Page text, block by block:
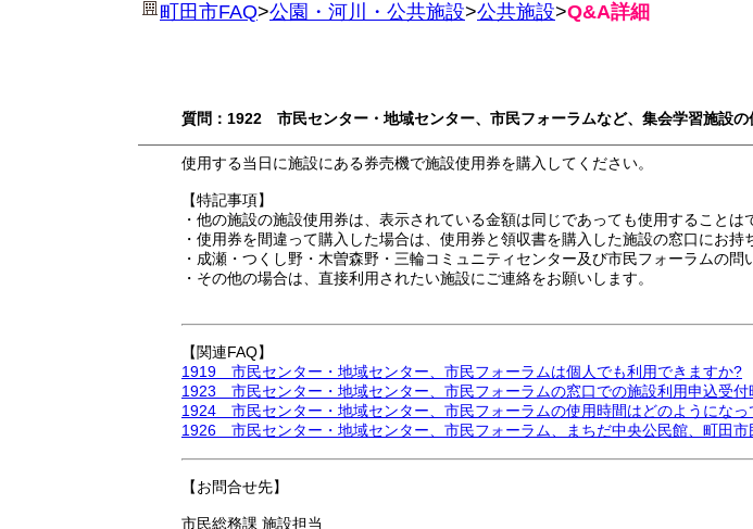
町田市FAQ>公園・河川・公共施設>公共施設>Q&A詳細
質問：1922 市民センター・地域センター、市民フォーラムなど、集会学習施設の
使用する当日に施設にある券売機で施設使用券を購入してください。
【特記事項】
・他の施設の施設使用券は、表示されている金額は同じであっても使用することは
・使用券を間違って購入した場合は、使用券と領収書を購入した施設の窓口にお持
・成瀬・つくし野・木曽森野・三輪コミュニティセンター及び市民フォーラムの問
・その他の場合は、直接利用されたい施設にご連絡をお願いします。
【関連FAQ】
1919 市民センター・地域センター、市民フォーラムは個人でも利用できますか?
1923 市民センター・地域センター、市民フォーラムの窓口での施設利用申込受付
1924 市民センター・地域センター、市民フォーラムの使用時間はどのようになっ
1926 市民センター・地域センター、市民フォーラム、まちだ中央公民館、町田市
【お問合せ先】
市民総務課 施設担当